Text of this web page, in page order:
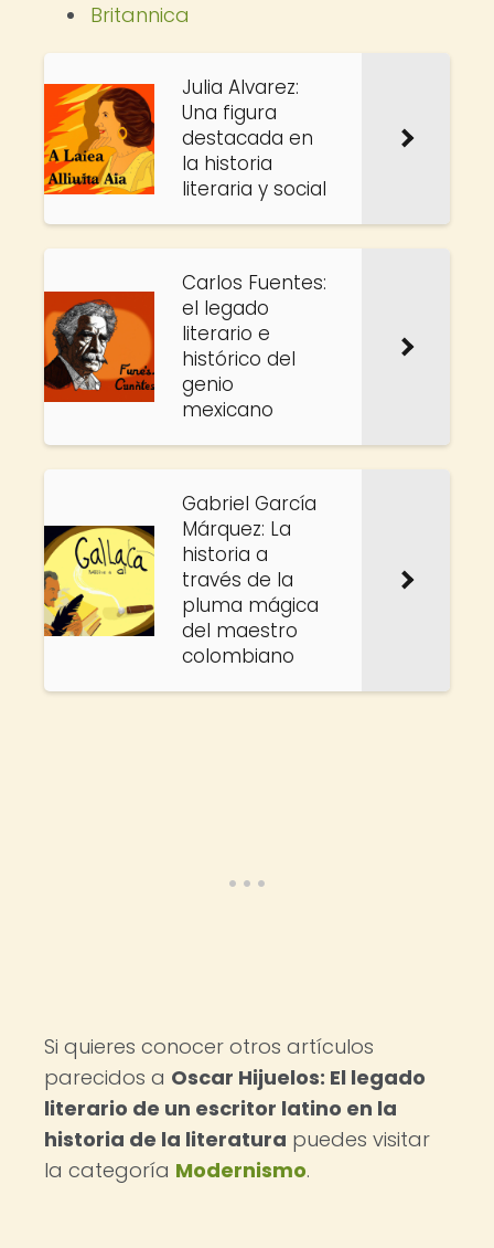
Britannica
Julia Alvarez:
Una figura
destacada en
la historia
literaria y social
Carlos Fuentes:
el legado
literario e
histórico del
genio
mexicano
Gabriel García
Márquez: La
historia a
través de la
pluma mágica
del maestro
colombiano
Si quieres conocer otros artículos
parecidos a Oscar Hijuelos: El legado
literario de un escritor latino en la
historia de la literatura puedes visitar
la categoría Modernismo.